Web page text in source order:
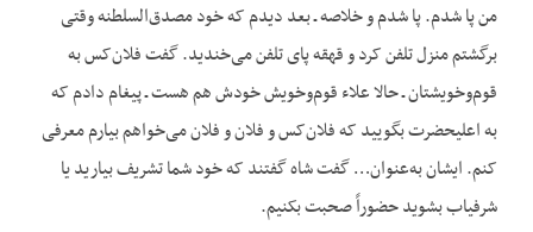
من پا شدم. پا شدم و خلاصه ـ بعد دیدم که خود مصدق‌السلطنه وقتی
برگشتم منزل تلفن کرد و قهقه پای تلفن می‌خندید. گفت فلان‌کس به
قوم‌وخویشتان ـ حالا علاء قوم‌وخویش خودش هم هست ـ پیغام دادم که
به اعلیحضرت بگویید که فلان‌کس و فلان و فلان می‌خواهم بیارم معرفی
کنم. ایشان به‌عنوان… گفت شاه گفتند که خود شما تشریف بیارید یا
شرفیاب بشوید حضوراً صحبت بکنیم.